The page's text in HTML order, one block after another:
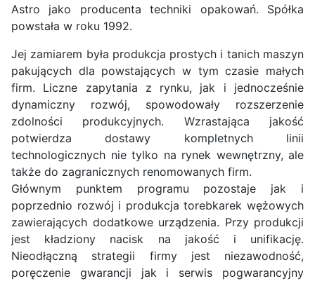
Astro jako producenta techniki opakowań. Spółka
powstała w roku 1992.
Jej zamiarem była produkcja prostych i tanich maszyn
pakujących dla powstających w tym czasie małych
firm. Liczne zapytania z rynku, jak i jednocześnie
dynamiczny rozwój, spowodowały rozszerzenie
zdolności produkcyjnych. Wzrastająca jakość
potwierdza dostawy kompletnych linii
technologicznych nie tylko na rynek wewnętrzny, ale
także do zagranicznych renomowanych firm.
Głównym punktem programu pozostaje jak i
poprzednio rozwój i produkcja torebkarek wężowych
zawierających dodatkowe urządzenia. Przy produkcji
jest kładziony nacisk na jakość i unifikację.
Nieodłączną strategii firmy jest niezawodność,
poręczenie gwarancji jak i serwis pogwarancyjny